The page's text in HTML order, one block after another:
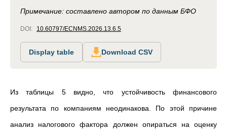
Примечание: составлено автором по данным БФО
DOI: 10.60797/ECNMS.2026.13.6.5
Display table Download CSV
Из таблицы 5 видно, что устойчивость финансового
результата по компаниям неодинакова. По этой причине
анализ налогового фактора должен опираться на оценку